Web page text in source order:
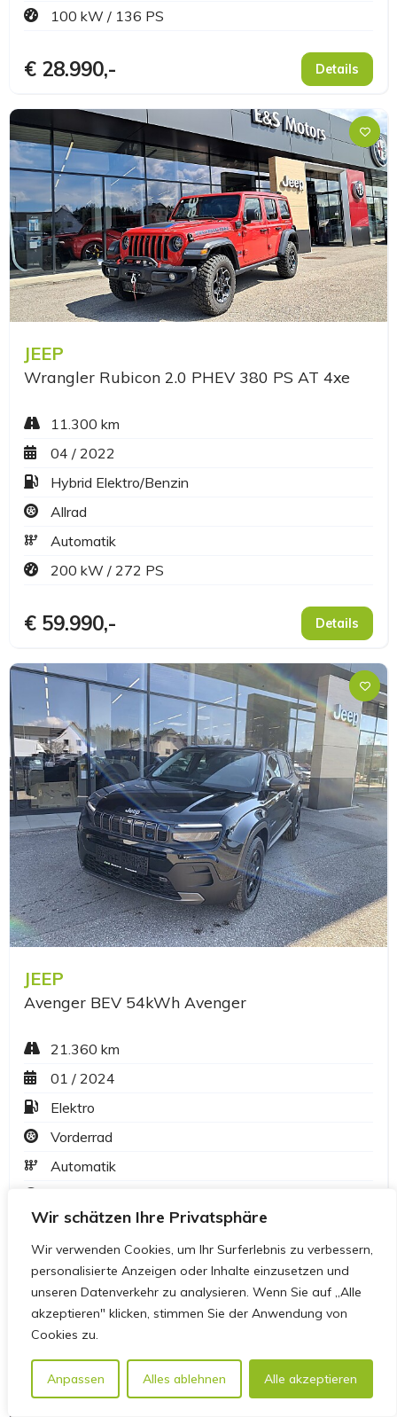
Wir schätzen Ihre Privatsphäre
Wir verwenden Cookies, um Ihr Surferlebnis zu verbessern,
personalisierte Anzeigen oder Inhalte einzusetzen und
unseren Datenverkehr zu analysieren. Wenn Sie auf „Alle
akzeptieren" klicken, stimmen Sie der Anwendung von
Cookies zu.
Anpassen Alles ablehnen Alle akzeptieren